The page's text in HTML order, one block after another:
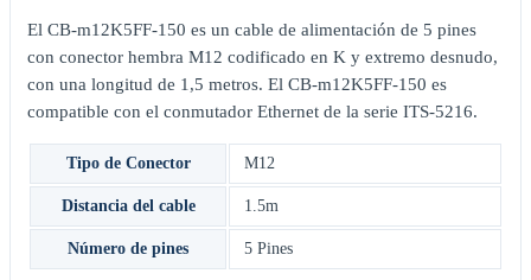
El CB-m12K5FF-150 es un cable de alimentación de 5 pines
con conector hembra M12 codificado en K y extremo desnudo,
con una longitud de 1,5 metros. El CB-m12K5FF-150 es
compatible con el conmutador Ethernet de la serie ITS-5216.
Tipo de Conector M12
Distancia del cable 1.5m
Número de pines 5 Pines